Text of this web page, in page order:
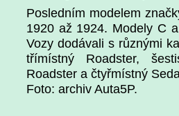
Posledním modelem
1920 až 1924. Modely C
Vozy dodávali s různými
třímístný Roadster,
Roadster a čtyřmístný
Foto: archiv Auta5P.